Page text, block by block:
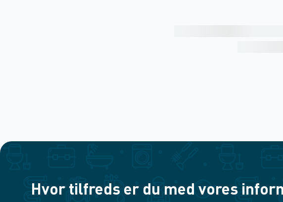
Hvor tilfreds er du med vores